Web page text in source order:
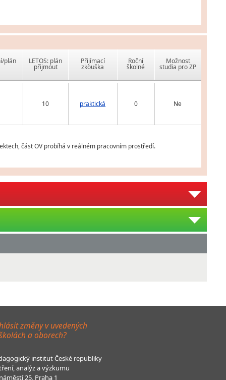
plán LETOS: plán
přijmout
Přijímací
zkouška
Roční
školné
Možnost
studia pro ZP
10 praktická 0 Ne
část OV probíhá v reálném pracovním prostředí.
změny v uvedených
a oborech?
institut České republiky
analýz a výzkumu
25, Praha 1